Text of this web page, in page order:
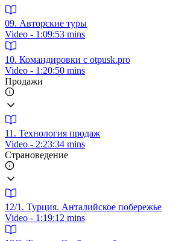
09. Авторские туры
Video - 1:09:53 mins
10. Командировки с otpusk.pro
Video - 1:20:50 mins
Продажи
11. Технология продаж
Video - 2:23:34 mins
Страноведение
12/1. Турция. Анталийское побережье
Video - 1:19:12 mins